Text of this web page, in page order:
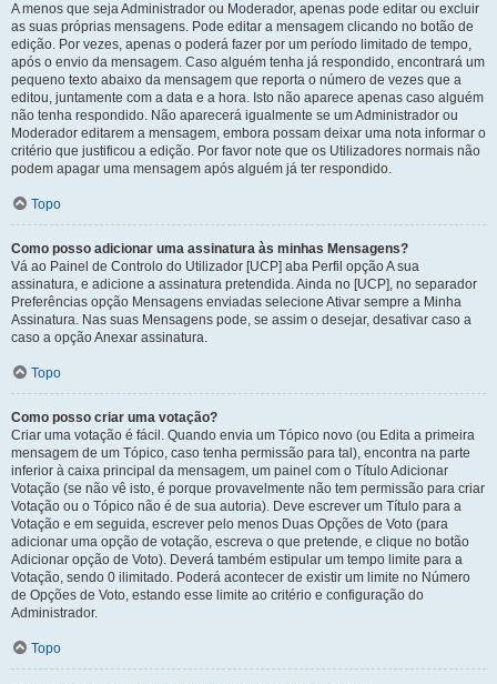
A menos que seja Administrador ou Moderador, apenas pode editar ou excluir
as suas próprias mensagens. Pode editar a mensagem clicando no botão de
edição. Por vezes, apenas o poderá fazer por um período limitado de tempo,
após o envio da mensagem. Caso alguém tenha já respondido, encontrará um
pequeno texto abaixo da mensagem que reporta o número de vezes que a
editou, juntamente com a data e a hora. Isto não aparece apenas caso alguém
não tenha respondido. Não aparecerá igualmente se um Administrador ou
Moderador editarem a mensagem, embora possam deixar uma nota informar o
critério que justificou a edição. Por favor note que os Utilizadores normais não
podem apagar uma mensagem após alguém já ter respondido.
Topo
Como posso adicionar uma assinatura às minhas Mensagens?
Vá ao Painel de Controlo do Utilizador [UCP] aba Perfil opção A sua
assinatura, e adicione a assinatura pretendida. Ainda no [UCP], no separador
Preferências opção Mensagens enviadas selecione Ativar sempre a Minha
Assinatura. Nas suas Mensagens pode, se assim o desejar, desativar caso a
caso a opção Anexar assinatura.
Topo
Como posso criar uma votação?
Criar uma votação é fácil. Quando envia um Tópico novo (ou Edita a primeira
mensagem de um Tópico, caso tenha permissão para tal), encontra na parte
inferior à caixa principal da mensagem, um painel com o Título Adicionar
Votação (se não vê isto, é porque provavelmente não tem permissão para criar
Votação ou o Tópico não é de sua autoria). Deve escrever um Título para a
Votação e em seguida, escrever pelo menos Duas Opções de Voto (para
adicionar uma opção de votação, escreva o que pretende, e clique no botão
Adicionar opção de Voto). Deverá também estipular um tempo limite para a
Votação, sendo 0 ilimitado. Poderá acontecer de existir um limite no Número
de Opções de Voto, estando esse limite ao critério e configuração do
Administrador.
Topo